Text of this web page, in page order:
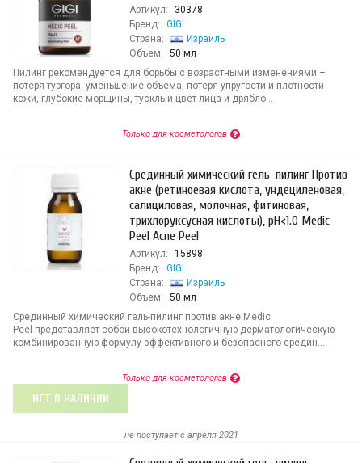
Артикул:
30378
Бренд:
GIGI
Страна:
Израиль
Объем:
50 мл
Пилинг рекомендуется для борьбы с возрастными изменениями –
потеря тургора, уменьшение объёма, потеря упругости и плотности
кожи, глубокие морщины, тусклый цвет лица и дрябло...
Только для косметологов
Срединный химический гель-пилинг Против
акне (ретиноевая кислота, ундециленовая,
салициловая, молочная, фитиновая,
трихлоруксусная кислоты), pH<1.0 Medic
Peel Acne Peel
Артикул:
15898
Бренд:
GIGI
Страна:
Израиль
Объем:
50 мл
Срединный химический гель-пилинг против акне Medic
Peel представляет собой высокотехнологичную дерматологическую
комбинированную формулу эффективного и безопасного средин...
Только для косметологов
НЕТ В НАЛИЧИИ
не поступает c апреля 2021